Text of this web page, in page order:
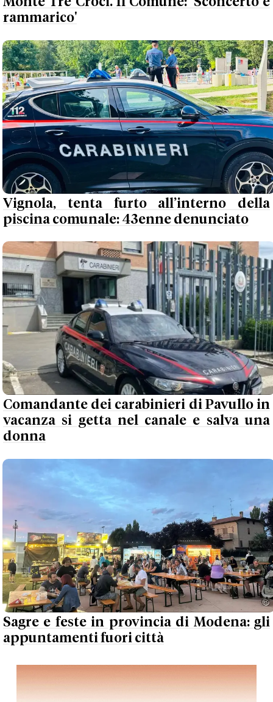
rammarico'
Vignola, tenta furto all’interno della
piscina comunale: 43enne denunciato
Comandante dei carabinieri di Pavullo in
vacanza si getta nel canale e salva una
donna
Sagre e feste in provincia di Modena: gli
appuntamenti fuori città